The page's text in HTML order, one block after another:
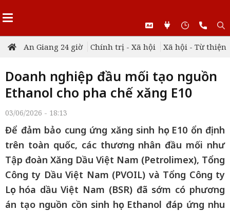
An Giang 24 giờ Chính trị - Xã hội Xã hội - Từ thiện
Doanh nghiệp đầu mối tạo nguồn
Ethanol cho pha chế xăng E10
03/06/2026 - 18:13
Để đảm bảo cung ứng xăng sinh học E10 ổn định
trên toàn quốc, các thương nhân đầu mối như
Tập đoàn Xăng Dầu Việt Nam (Petrolimex), Tổng
Công ty Dầu Việt Nam (PVOIL) và Tổng Công ty
Lọc hóa dầu Việt Nam (BSR) đã sớm có phương
án tạo nguồn cồn sinh học Ethanol đáp ứng nhu